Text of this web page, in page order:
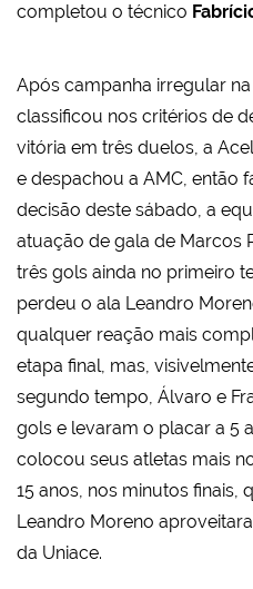
completou o técnico
Após campanha irregular
classificou nos critérios de
vitória em três duelos, a
e despachou a AMC, então
decisão deste sábado, a
atuação de gala de Marcos
três gols ainda no primeiro
perdeu o ala Leandro
qualquer reação mais
etapa final, mas,
segundo tempo, Álvaro e
gols e levaram o placar a 5
colocou seus atletas mais
15 anos, nos minutos finais,
Leandro Moreno
da Uniace.